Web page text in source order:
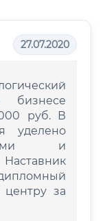
27.07.2020
руб. В
уделено
и
центру за